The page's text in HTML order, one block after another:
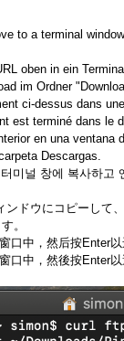
to a terminal
oben in ein
im Ordner
ci-dessus dans
est terminé dans le
en una
Descargas.
미널 창에 복사하고
ンドウにコピーして
。
口中，然后按Enter
口中，然後按Enter